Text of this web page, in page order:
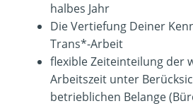
halbes Jahr
Die Vertiefung Deiner
Trans*-Arbeit
flexible Zeiteinteilung der
Arbeitszeit unter
betrieblichen Belange